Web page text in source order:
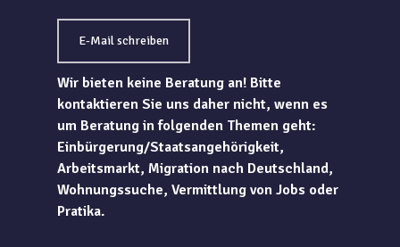
E-Mail schreiben
Wir bieten keine Beratung an! Bitte
kontaktieren Sie uns daher nicht, wenn es
um Beratung in folgenden Themen geht:
Einbürgerung/Staatsangehörigkeit,
Arbeitsmarkt, Migration nach Deutschland,
Wohnungssuche, Vermittlung von Jobs oder
Pratika.